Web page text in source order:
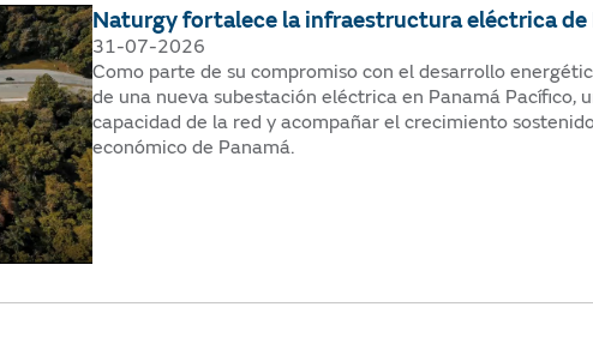
Naturgy fortalece la infraestructura eléctrica
31-07-2026
Como parte de su compromiso con el desarrollo
de una nueva subestación eléctrica en Panamá
capacidad de la red y acompañar el crecimiento
económico de Panamá.